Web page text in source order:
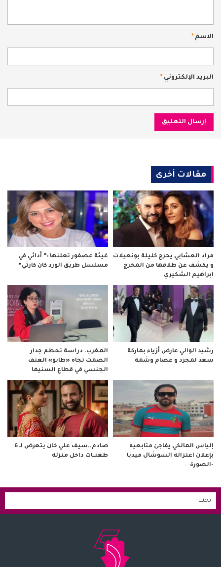
الاسم*
البريد الإلكتروني*
مقالات أخرى
مراد العشابي يحرج كليلة بونعيلات
و يكشف عن طلاقها من المخرج
ابراهيم الشكيري
غيثة عصفور تعلنها :” أدائي في
مسلسل طريق الورد كان كارثي”
رشيد الوالي عارض أزياء بماركة
سعد لمجرد و عصام وشمة
المغرب. دراسة تحطم جدار
الصمت تجاه «طابو» العنف
الجنسي في قطاع السنيما
إلياس المالكي يفاجئ متابعيه
بإعلان اعتزاله السوشال ميديا
-الصورة
صادم..سيف علي خان يتعرض لـ 6
طعنــات داخل منزله